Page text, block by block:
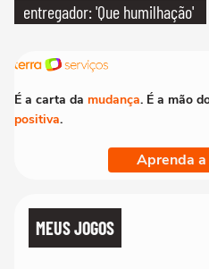
entregador: 'Que humilhação'
É a carta da mudança. É a mão
positiva.
Aprenda a
MEUS JOGOS